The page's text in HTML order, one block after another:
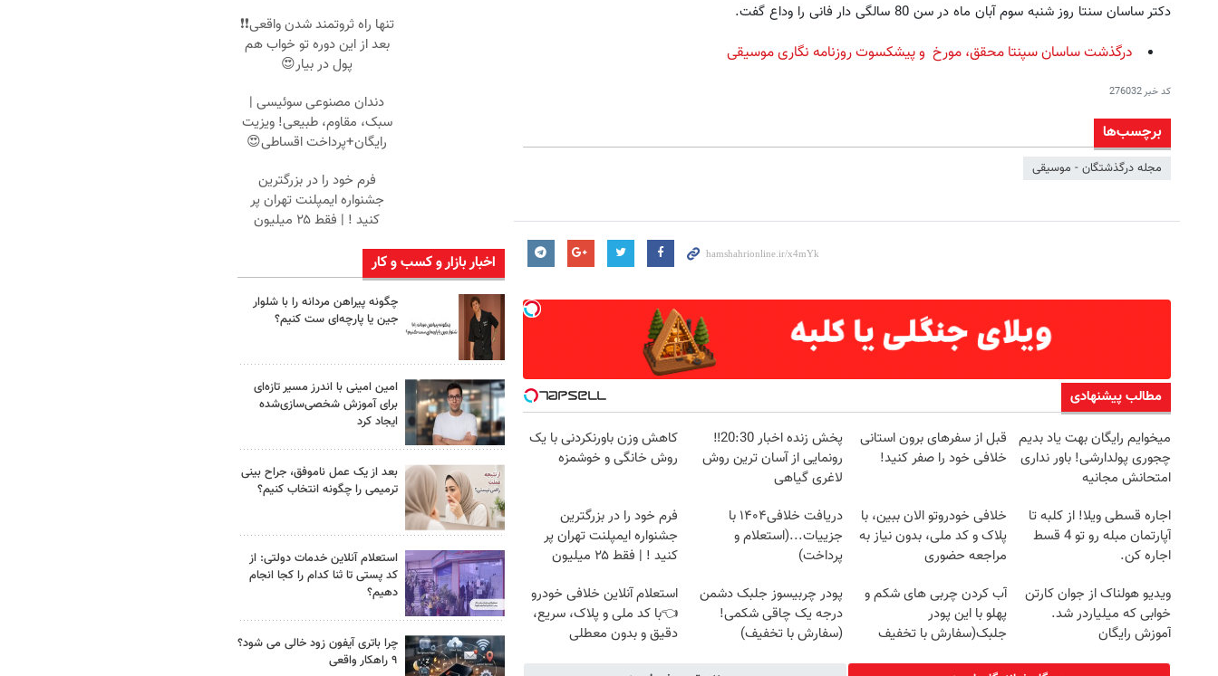
دکتر ساسان سنتا روز شنبه سوم آبان ماه در سن 80 سالگی دار فانی را وداع گفت.
درگذشت ساسان سپنتا محقق، مورخ و پیشکسوت روزنامه نگاری موسیقی
کد خبر276032
برچسب‌ها
مجله درگذشتگان - موسیقی
مطالب پیشنهادی
میخوایم رایگان بهت یاد بدیم
چجوری پولدارشی! باور نداری
امتحانش مجانیه
قبل از سفرهای برون استانی
خلافی خود را صفر کنید!
پخش زنده اخبار 20:30‼️
رونمایی از آسان ترین روش
لاغری گیاهی
کاهش وزن باورنکردنی با یک
روش خانگی و خوشمزه
اجاره‌ قسطی ویلا! از کلبه تا
آپارتمان مبله رو تو 4 قسط
اجاره کن.
خلافی خودروتو الان ببین، با
پلاک و کد ملی، بدون نیاز به
مراجعه حضوری
دریافت خلافی۱۴۰۴ با
جزییات...(استعلام و
پرداخت)
فرم خود را در بزرگترین
جشنواره ایمپلنت تهران پر
کنید ! | فقط ۲۵ میلیون
ویدیو هولناک از جوان کارتن
خوابی که میلیاردر شد.
آموزش رایگان
آب کردن چربی های شکم و
پهلو با این پودر
جلبک(سفارش با تخفیف
پودر چربیسوز جلبک دشمن
درجه یک چاقی شکمی!
(سفارش با تخفیف)
استعلام آنلاین خلافی خودرو
👈با کد ملی و پلاک، سریع،
دقیق و بدون معطلی
تنها راه ثروتمند شدن واقعی❗❗
بعد از این دوره تو خواب هم
پول در بیار😍
دندان مصنوعی سوئیسی |
سبک، مقاوم، طبیعی! ویزیت
رایگان+پرداخت اقساطی😍
فرم خود را در بزرگترین
جشنواره ایمپلنت تهران پر
کنید ! | فقط ۲۵ میلیون
اخبار بازار و کسب و کار
چگونه پیراهن مردانه را با شلوار
جین یا پارچه‌ای ست کنیم؟
امین امینی با اندرز مسیر تازه‌ای
برای آموزش شخصی‌سازی‌شده
ایجاد کرد
بعد از یک عمل ناموفق، جراح بینی
ترمیمی را چگونه انتخاب کنیم؟
استعلام آنلاین خدمات دولتی: از
کد پستی تا ثنا کدام را کجا انجام
دهیم؟
چرا باتری آیفون زود خالی می شود؟
۹ راهکار واقعی